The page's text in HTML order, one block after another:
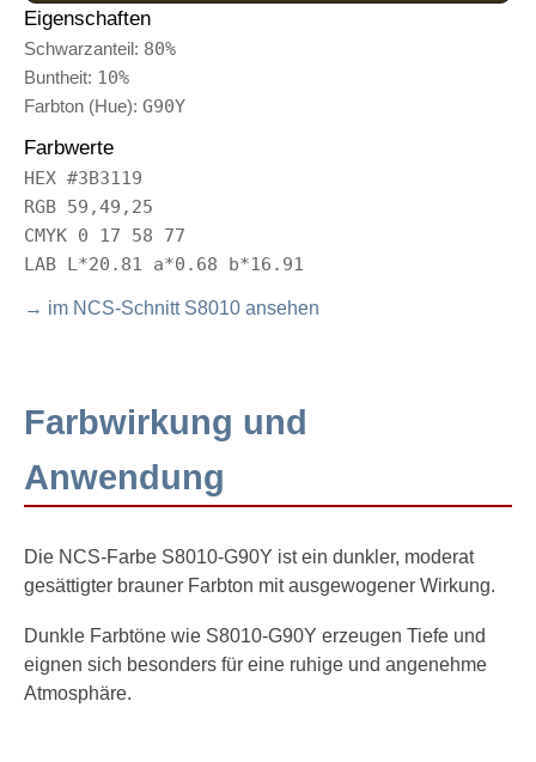
Eigenschaften
Schwarzanteil: 80%
Buntheit: 10%
Farbton (Hue): G90Y
Farbwerte
HEX #3B3119
RGB 59,49,25
CMYK 0 17 58 77
LAB L*20.81 a*0.68 b*16.91
→ im NCS-Schnitt S8010 ansehen
Farbwirkung und
Anwendung
Die NCS-Farbe S8010-G90Y ist ein dunkler, moderat
gesättigter brauner Farbton mit ausgewogener Wirkung.
Dunkle Farbtöne wie S8010-G90Y erzeugen Tiefe und
eignen sich besonders für eine ruhige und angenehme
Atmosphäre.